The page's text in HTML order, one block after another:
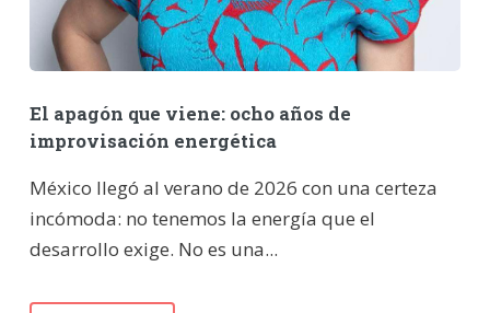
El apagón que viene: ocho años de
improvisación energética
México llegó al verano de 2026 con una certeza
incómoda: no tenemos la energía que el
desarrollo exige. No es una...